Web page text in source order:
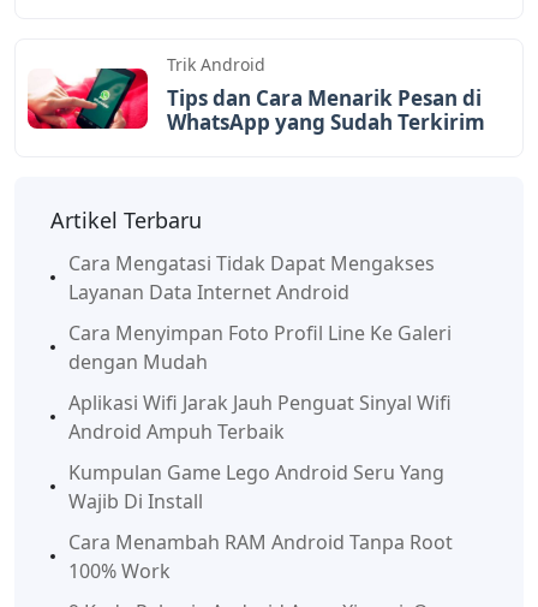
Trik Android
Tips dan Cara Menarik Pesan di
WhatsApp yang Sudah Terkirim
Artikel Terbaru
Cara Mengatasi Tidak Dapat Mengakses
Layanan Data Internet Android
Cara Menyimpan Foto Profil Line Ke Galeri
dengan Mudah
Aplikasi Wifi Jarak Jauh Penguat Sinyal Wifi
Android Ampuh Terbaik
Kumpulan Game Lego Android Seru Yang
Wajib Di Install
Cara Menambah RAM Android Tanpa Root
100% Work